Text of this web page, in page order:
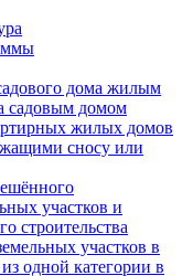
дома жилым
садовым домом
жилых домов
сносу или
участков и
строительства
участков в
одной категории в